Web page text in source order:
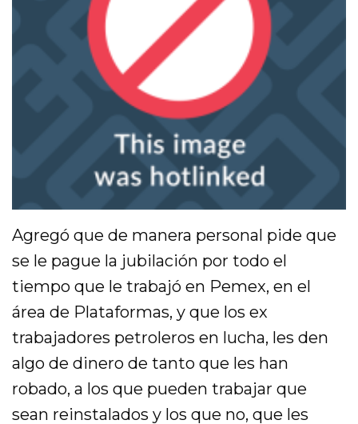
Agregó que de manera personal pide que
se le pague la jubilación por todo el
tiempo que le trabajó en Pemex, en el
área de Plataformas, y que los ex
trabajadores petroleros en lucha, les den
algo de dinero de tanto que les han
robado, a los que pueden trabajar que
sean reinstalados y los que no, que les